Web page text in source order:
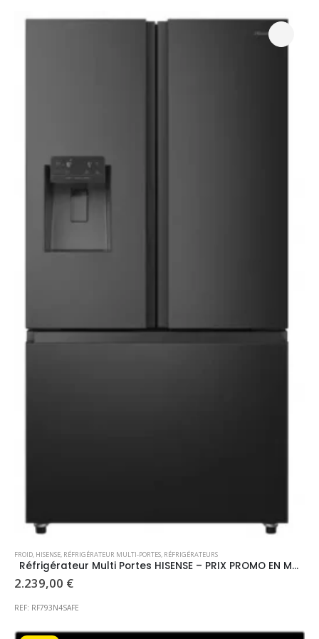
FROID, HISENSE, RÉFRIGÉRATEUR MULTI-PORTES, RÉFRIGÉRATEURS
Réfrigérateur Multi Portes HISENSE – PRIX PROMO EN MAGASIN-
2.239,00 €
REF: RF793N4SAFE